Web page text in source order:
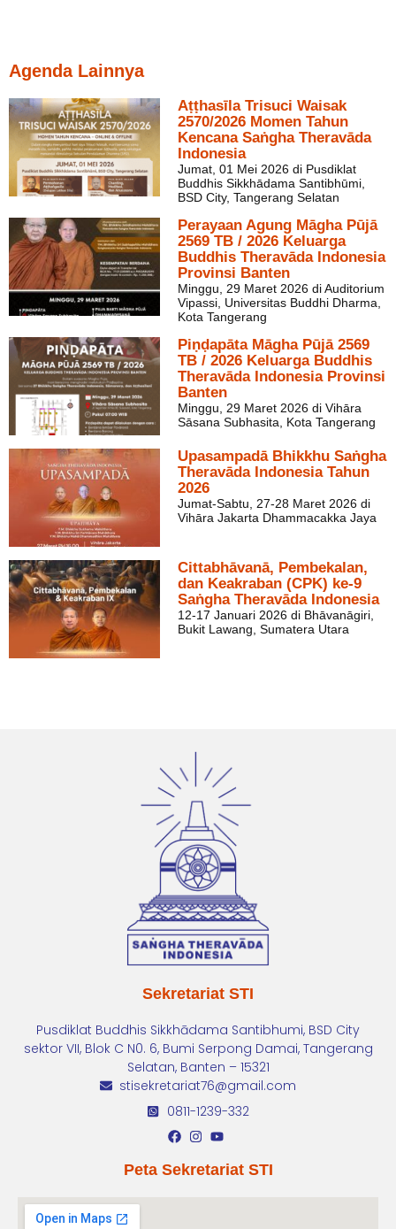
Agenda Lainnya
Aṭṭhasīla Trisuci Waisak
2570/2026 Momen Tahun
Kencana Saṅgha Theravāda
Indonesia
Jumat, 01 Mei 2026 di Pusdiklat
Buddhis Sikkhādama Santibhūmi,
BSD City, Tangerang Selatan
Perayaan Agung Māgha Pūjā
2569 TB / 2026 Keluarga
Buddhis Theravāda Indonesia
Provinsi Banten
Minggu, 29 Maret 2026 di Auditorium
Vipassi, Universitas Buddhi Dharma,
Kota Tangerang
Piṇḍapāta Māgha Pūjā 2569
TB / 2026 Keluarga Buddhis
Theravāda Indonesia Provinsi
Banten
Minggu, 29 Maret 2026 di Vihāra
Sāsana Subhasita, Kota Tangerang
Upasampadā Bhikkhu Saṅgha
Theravāda Indonesia Tahun
2026
Jumat-Sabtu, 27-28 Maret 2026 di
Vihāra Jakarta Dhammacakka Jaya
Cittabhāvanā, Pembekalan,
dan Keakraban (CPK) ke-9
Saṅgha Theravāda Indonesia
12-17 Januari 2026 di Bhāvanāgiri,
Bukit Lawang, Sumatera Utara
Sekretariat STI
Pusdiklat Buddhis Sikkhādama Santibhumi, BSD City
sektor VII, Blok C N0. 6, Bumi Serpong Damai, Tangerang
Selatan, Banten – 15321
stisekretariat76@gmail.com
0811-1239-332
Peta Sekretariat STI